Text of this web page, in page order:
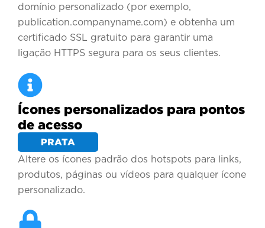
domínio personalizado (por exemplo,
publication.companyname.com) e obtenha um
certificado SSL gratuito para garantir uma
ligação HTTPS segura para os seus clientes.
Ícones personalizados para pontos
de acesso
PRATA
Altere os ícones padrão dos hotspots para links,
produtos, páginas ou vídeos para qualquer ícone
personalizado.